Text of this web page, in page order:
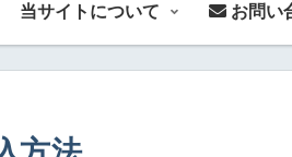
当サイトについて お問い